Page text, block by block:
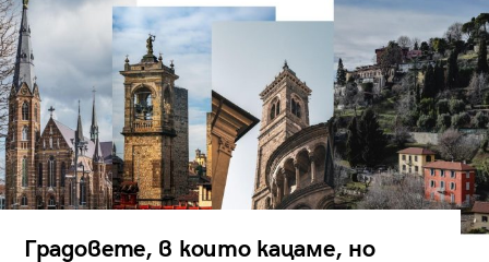
Градовете, в които кацаме, но